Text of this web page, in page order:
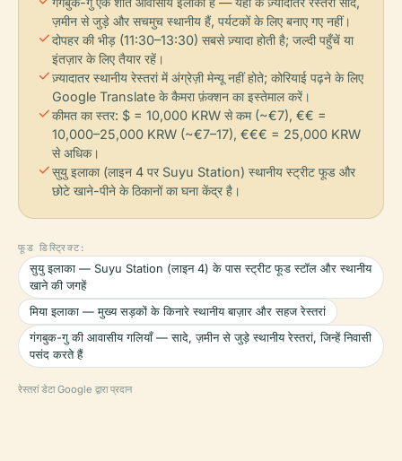
ज़मीन से जुड़े और सचमुच स्थानीय हैं, पर्यटकों के लिए बनाए गए नहीं।
checkदोपहर की भीड़ (11:30–13:30) सबसे ज़्यादा होती है; जल्दी पहुँचें या
इंतज़ार के लिए तैयार रहें।
checkज़्यादातर स्थानीय रेस्तरां में अंग्रेज़ी मेन्यू नहीं होते; कोरियाई पढ़ने के लिए
Google Translate के कैमरा फ़ंक्शन का इस्तेमाल करें।
checkकीमत का स्तर: $ = 10,000 KRW से कम (~€7), €€ =
10,000–25,000 KRW (~€7–17), €€€ = 25,000 KRW
से अधिक।
checkसुयु इलाका (लाइन 4 पर Suyu Station) स्थानीय स्ट्रीट फूड और
छोटे खाने-पीने के ठिकानों का घना केंद्र है।
फूड डिस्ट्रिक्ट:
सुयु इलाका — Suyu Station (लाइन 4) के पास स्ट्रीट फूड स्टॉल और स्थानीय
खाने की जगहें
मिया इलाका — मुख्य सड़कों के किनारे स्थानीय बाज़ार और सहज रेस्तरां
गंगबुक-गु की आवासीय गलियाँ — सादे, ज़मीन से जुड़े स्थानीय रेस्तरां, जिन्हें निवासी
पसंद करते हैं
रेस्तरां डेटा Google द्वारा प्रदान